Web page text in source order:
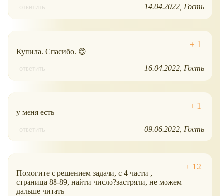
ответить 14.04.2022 Гость
Купила. Спасибо. 😊
ответить 16.04.2022 Гость
у меня есть
ответить 09.06.2022 Гость
Помогите с решением задачи, с 4 части ,
страница 88-89, найти число?застряли, не можем
дальше читать